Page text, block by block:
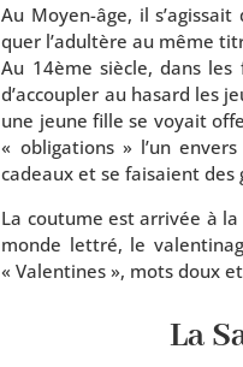
Au Moyen-âge, il
quer l’a­dul­tère au même
Au 14ème siècle, dans
d’ac­cou­pler au hasard les
une jeune fille se voyait
« obli­ga­tions » l’un
cadeaux et se fai­saient des
La cou­tume est arri­vée à la
monde let­tré, le
« Valentines », mots doux
La